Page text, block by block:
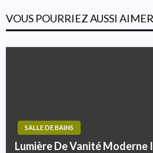
VOUS POURRIEZ AUSSI AIMER
SALLE DE BAINS
Lumière De Vanité Moderne